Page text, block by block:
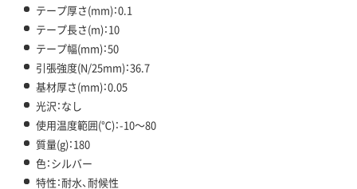
テープ厚さ(mm)：0.1
テープ長さ(m)：10
テープ幅(mm)：50
引張強度(N/25mm)：36.7
基材厚さ(mm)：0.05
光沢：なし
使用温度範囲(℃)：-10～80
質量(g)：180
色：シルバー
特性：耐水、耐候性